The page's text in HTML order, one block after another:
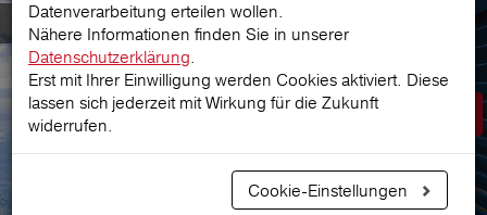
Reiseversicherungen
Prämie berechnen
Datenverarbeitung erteilen wollen.
Nähere Informationen finden Sie in unserer
Datenschutzerklärung.
Erst mit Ihrer Einwilligung werden Cookies aktiviert. Diese
lassen sich jederzeit mit Wirkung für die Zukunft
widerrufen.
Cookie-Einstellungen